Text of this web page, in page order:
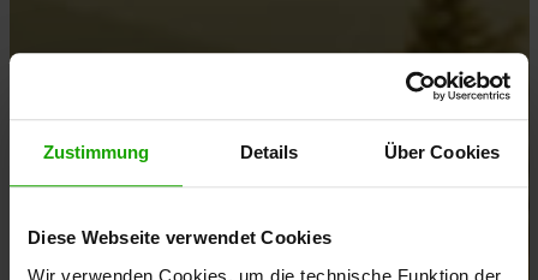
Zustimmung Details Über Cookies
Diese Webseite verwendet Cookies
Wir verwenden Cookies, um die technische Funktion der